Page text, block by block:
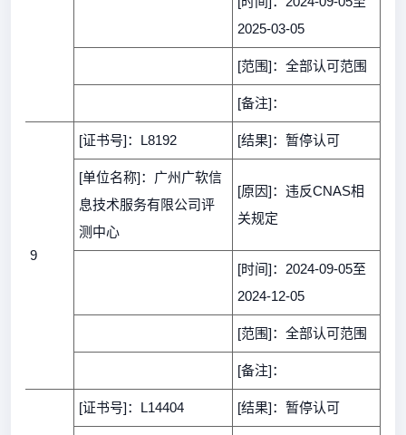
2025-03-05
[范围]：全部认可范围
[备注]：
9
[证书号]：L8192 [结果]：暂停认可
[单位名称]：广州广软信
息技术服务有限公司评
测中心
[原因]：违反CNAS相
关规定
[时间]：2024-09-05至
2024-12-05
[范围]：全部认可范围
[备注]：
[证书号]：L14404 [结果]：暂停认可